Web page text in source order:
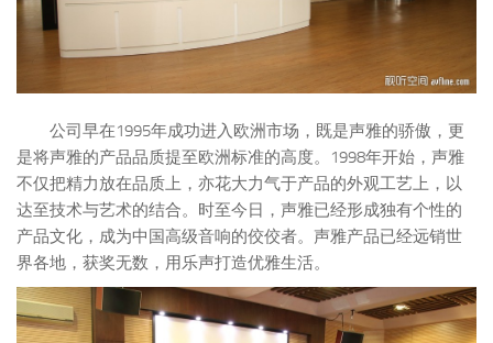
公司早在1995年成功进入欧洲市场，既是声雅的骄傲，更
是将声雅的产品品质提至欧洲标准的高度。1998年开始，声雅
不仅把精力放在品质上，亦花大力气于产品的外观工艺上，以
达至技术与艺术的结合。时至今日，声雅已经形成独有个性的
产品文化，成为中国高级音响的佼佼者。声雅产品已经远销世
界各地，获奖无数，用乐声打造优雅生活。